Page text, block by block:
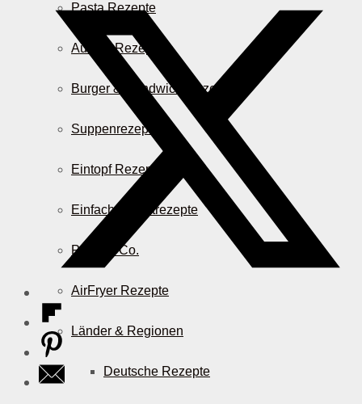
Pasta Rezepte
Auflauf Rezepte
Burger & Sandwich Rezepte
Suppenrezepte
Eintopf Rezepte
Einfache Salatrezepte
Pizza & Co.
AirFryer Rezepte
Länder & Regionen
Deutsche Rezepte